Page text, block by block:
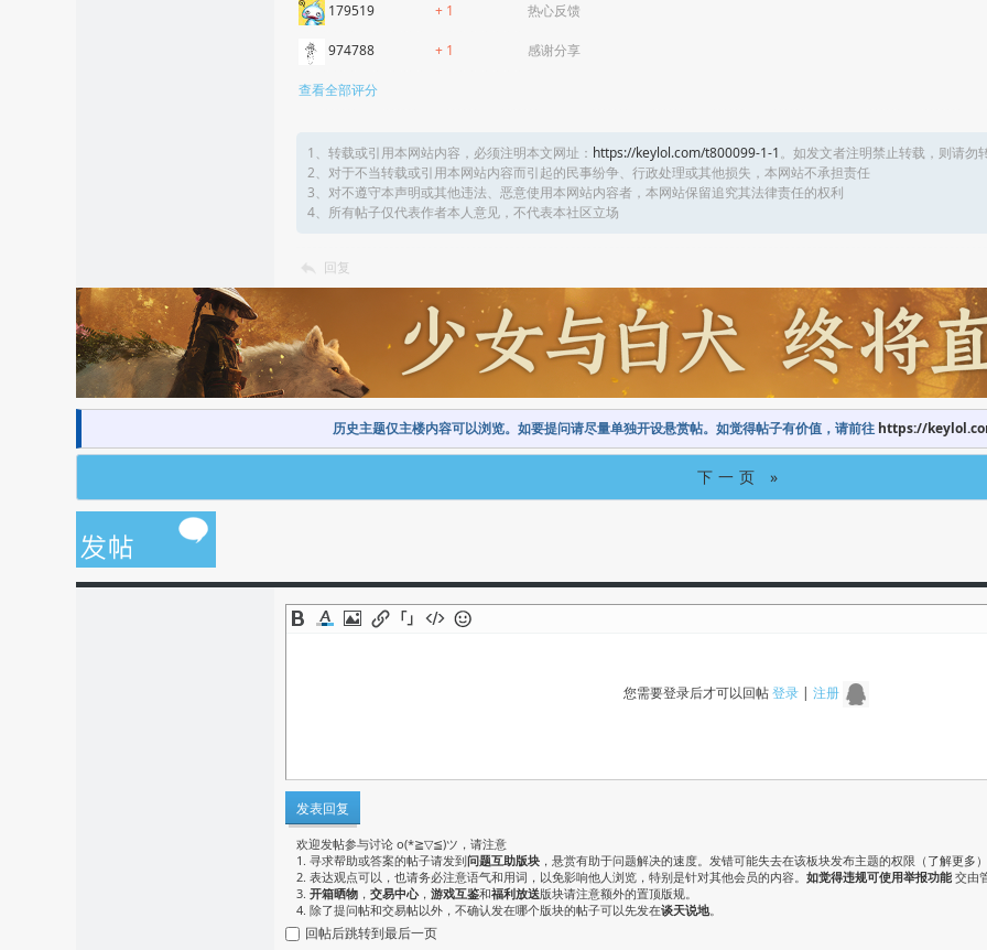
179519 + 1 热心反馈
974788 + 1 感谢分享
查看全部评分
1、转载或引用本网站内容，必须注明本文网址： https://keylol.com/t800099-1-1。如发文者注明禁止转载，则请勿
2、对于不当转载或引用本网站内容而引起的民事纷争、行政处理或其他损失，本网站不承担责任
3、对不遵守本声明或其他违法、恶意使用本网站内容者，本网站保留追究其法律责任的权利
4、所有帖子仅代表作者本人意见，不代表本社区立场
回复
历史主题仅主楼内容可以浏览。如要提问请尽量单独开设悬赏帖。如觉得帖子有价值，请前往 https://
下一页 »
您需要登录后才可以回帖登录| 注册
发表回复
欢迎发帖参与讨论 o(*≧▽≦)ツ，请注意
1. 寻求帮助或答案的帖子请发到问题互助版块 ，悬赏有助于问题解决的速度。发错可能失去在该板块发布主题的权限（ 了解更多 ）
2. 表达观点可以，也请务必注意语气和用词，以免影响他人浏览，特别是针对其他会员的内容。 如觉得违规可使用举报功能 交由
3. 开箱晒物 ， 交易中心， 游戏互鉴和福利放送版块请注意额外的置顶版规。
4. 除了提问帖和交易帖以外，不确认发在哪个版块的帖子可以先发在谈天说地。
回帖后跳转到最后一页